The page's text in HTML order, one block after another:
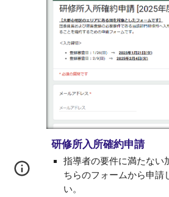
研修所入所確約申請
指導者の要件に満たない
ちらのフォームから申請
い。